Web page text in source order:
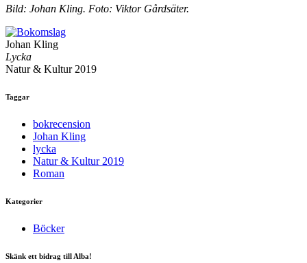
Bild: Johan Kling. Foto: Viktor Gårdsäter.
Johan Kling
Lycka
Natur & Kultur 2019
Taggar
bokrecension
Johan Kling
lycka
Natur & Kultur 2019
Roman
Kategorier
Böcker
Skänk ett bidrag till Alba!